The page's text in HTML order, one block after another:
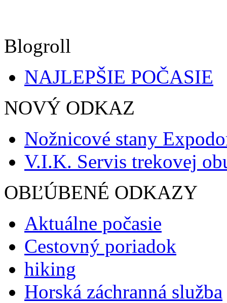
Blogroll
NAJLEPŠIE POČASIE
NOVÝ ODKAZ
Nožnicové stany
V.I.K. Servis trekovej
OBĽÚBENÉ ODKAZY
Aktuálne počasie
Cestovný poriadok
hiking
Horská záchranná služba